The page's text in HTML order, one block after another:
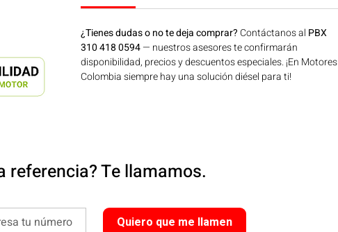
¿Tienes dudas o no te deja comprar? Contáctanos al PBX
310 418 0594— nuestros asesores te confirmarán
disponibilidad, precios y descuentos especiales. ¡En Motores
Colombia siempre hay una solución diésel para ti!
referencia? Te llamamos.
Quiero que me llamen